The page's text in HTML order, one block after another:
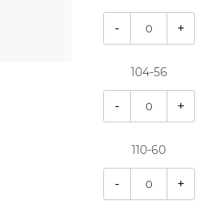
- +
104-56
- +
110-60
- +